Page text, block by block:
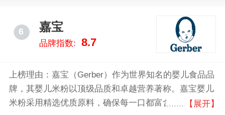
6 嘉宝
品牌指数: 8.7
上榜理由：嘉宝（Gerber）作为世界知名的婴儿食品品
牌，其婴儿米粉以顶级品质和卓越营养著称。嘉宝婴儿
米粉采用精选优质原料，确保每一口都富含宝宝成长所
【展开】